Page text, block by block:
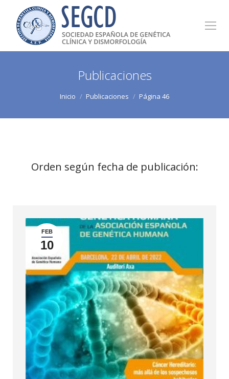
Publicaciones
Inicio Publicaciones Página 46
Orden según fecha de publicación:
FEB
10